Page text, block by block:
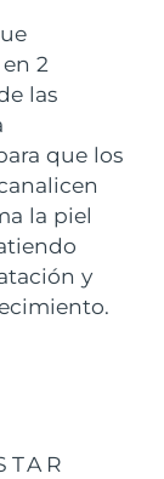
2
las
que los
la piel
y